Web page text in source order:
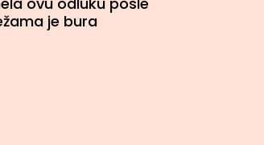
je bura